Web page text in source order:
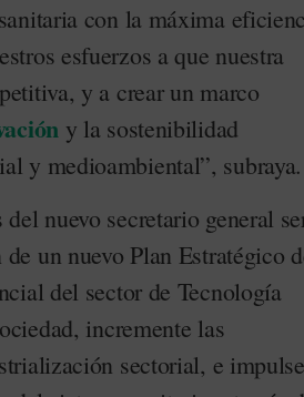
con la máxima
esfuerzos a que nuestra
y a crear un marco
y la sostenibilidad
y medioambiental”, subraya.
nuevo secretario general
un nuevo Plan Estratégico
del sector de Tecnología
incremente las
sectorial, e